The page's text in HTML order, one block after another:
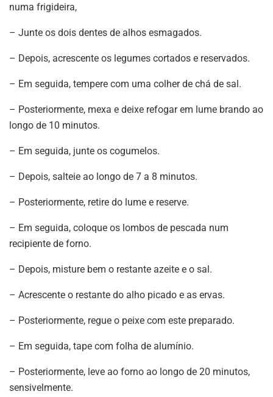
numa frigideira,
– Junte os dois dentes de alhos esmagados.
– Depois, acrescente os legumes cortados e reservados.
– Em seguida, tempere com uma colher de chá de sal.
– Posteriormente, mexa e deixe refogar em lume brando ao
longo de 10 minutos.
– Em seguida, junte os cogumelos.
– Depois, salteie ao longo de 7 a 8 minutos.
– Posteriormente, retire do lume e reserve.
– Em seguida, coloque os lombos de pescada num
recipiente de forno.
– Depois, misture bem o restante azeite e o sal.
– Acrescente o restante do alho picado e as ervas.
– Posteriormente, regue o peixe com este preparado.
– Em seguida, tape com folha de alumínio.
– Posteriormente, leve ao forno ao longo de 20 minutos,
sensivelmente.